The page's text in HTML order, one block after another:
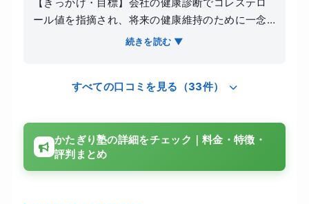
ール値を指摘され、将来の健康維持のために一念
発起して自宅近くにあるこちらの店舗に通い始め
設定が最大の魅力です。トレーナーの方の指導も
にレベルを上げていってくれました。アロマの香
りが漂う清潔感のある空間で、毎回リフレッシュ
しながら体を動かすことができました。 【結果・
変化】通い始めて5ヶ月が経過し、体重は5キロ落
続きを読む ▼
すべての口コミを見る（33件）
かたぎり塾の詳細をチェック｜料金・特徴・
評判まとめ